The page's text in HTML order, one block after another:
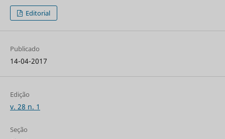
Editorial
Publicado
14-04-2017
Edição
v. 28 n. 1
Seção